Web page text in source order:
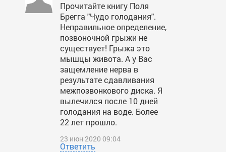
Прочитайте книгу Поля
Брегга "Чудо голодания".
Неправильное определение,
позвоночной грыжи не
существует! Грыжа это
мышцы живота. А у Вас
защемление нерва в
результате сдавливания
межпозвонкового диска. Я
вылечился после 10 дней
голодания на воде. Более
22 лет прошло.
23 июн 2020 09:04
Ответить